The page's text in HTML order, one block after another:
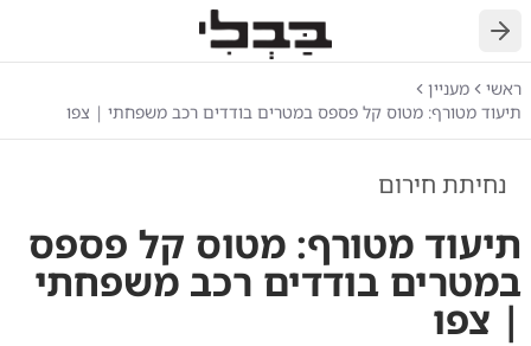
חזרה
ראשי
מעניין
תיעוד מטורף: מטוס קל פספס במטרים בודדים רכב משפחתי | צפו
נחיתת חירום
תיעוד מטורף: מטוס קל פספס
במטרים בודדים רכב משפחתי
| צפו